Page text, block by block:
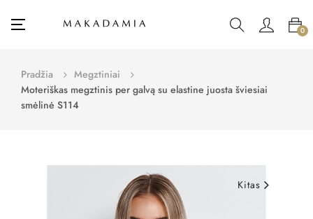
Toggle
☰ 0
Pradžia
Megztiniai
Moteriškas megztinis per galvą su elastine juosta šviesiai
smėlinė S114
Kitas